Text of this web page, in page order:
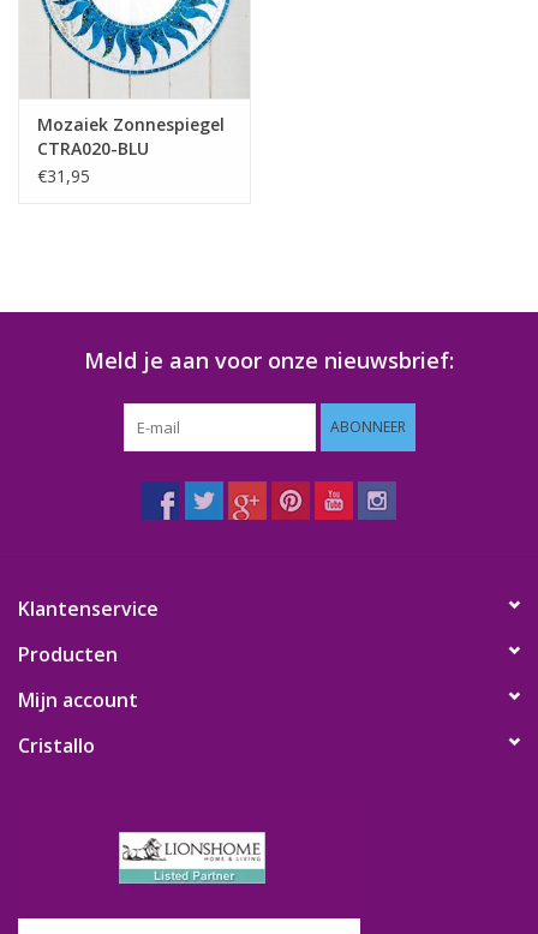
afwerking beschadigen.Natuurlijke materialen kunnen reageren
op omgevingsomstandigheden, dus door het product in een
stabiele binnenomgeving te plaatsen, blijft het in goede staat.
Mozaiek Zonnespiegel
CTRA020-BLU
€31,95
Meld je aan voor onze nieuwsbrief:
ABONNEER
Klantenservice
Producten
Mijn account
Cristallo